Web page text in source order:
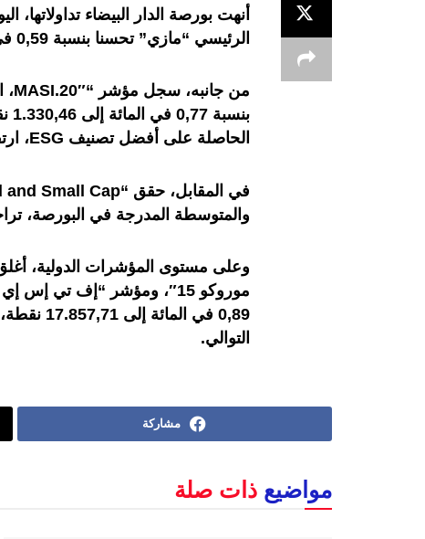
أنهت بورصة الدار البيضاء
الرئيسي “مازي” تحسنا بنسبة 0,59 في المائة، ليستقر بذلك عند 18.629,14 نقطة.
الحاصلة على أفضل تصنيف ESG، ارتفاعا بنسبة 0,92 في المائة إلى 1.366,43 نقطة.
والمتوسطة المدرجة في البورصة، تراجعا بنسبة 0,63 في المائة
وعلى مستوى المؤشرات
موروكو 15″، ومؤشر “إف تي
التوالي.
مشاركة
مواضيع ذات صلة